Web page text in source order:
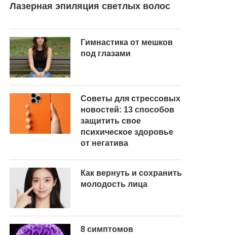
Лазерная эпиляция светлых волос
Гимнастика от мешков
под глазами
Советы для стрессовых
новостей: 13 способов
защитить свое
психическое здоровье
от негатива
Как вернуть и сохранить
молодость лица
8 симптомов